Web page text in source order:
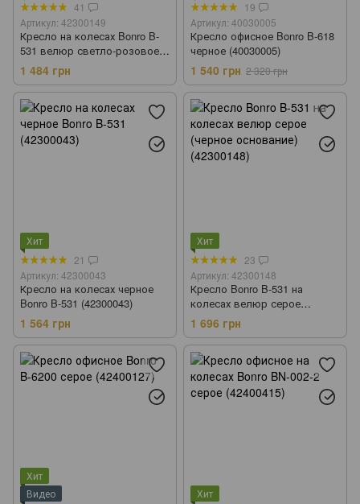
41
Артикул: 42300149
Кресло на колесах Bonro B-
531 велюр светло-розовое
(42300149)
1 484 грн
19
Артикул: 40030005
Кресло офисное Bonro B-618
черное (40030005)
1 540 грн 2 320 грн
Хит
21
Артикул: 42300043
Кресло на колесах черное
Bonro B-531 (42300043)
1 564 грн
Хит
23
Артикул: 42300148
Кресло Bonro B-531 на
колесах велюр серое
(черное основание)
(42300148)
1 696 грн
Хит
Видео
Хит